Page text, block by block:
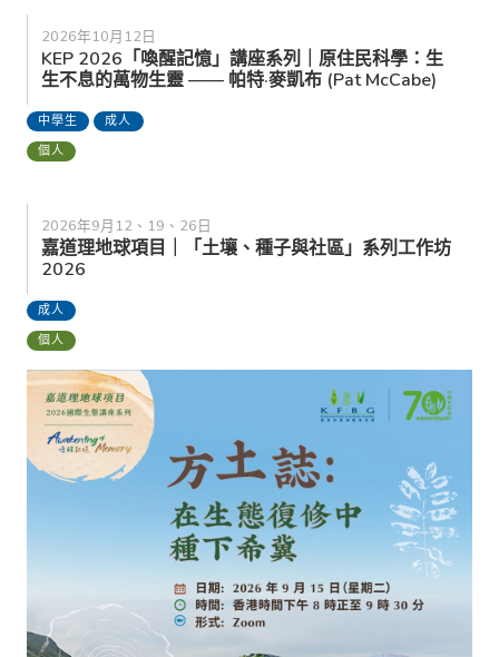
2026年10月12日
KEP 2026「喚醒記憶」講座系列｜原住民科學：生
生不息的萬物生靈 —— 帕特·麥凱布 (Pat McCabe)
中學生
成人
個人
2026年9月12、19、26日
嘉道理地球項目｜「土壤、種子與社區」系列工作坊
2026
成人
個人